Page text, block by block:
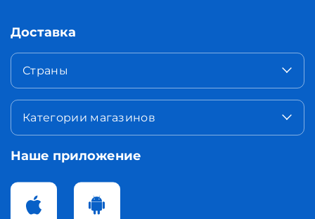
Доставка
Страны
Категории магазинов
Наше приложение